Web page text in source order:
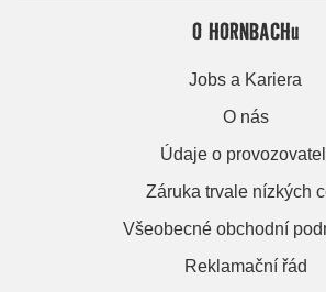
O HORNBACHu
Jobs a Kariera
O nás
Údaje o
Záruka trvale nízkých
Všeobecné obchodní
Reklamační řád